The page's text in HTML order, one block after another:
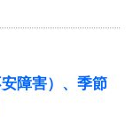
障害）、季節